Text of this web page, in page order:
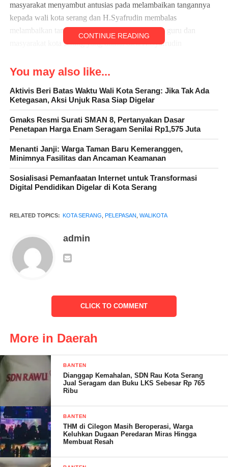
masyarakat menyambut antusias pada melambaikan tangannya
kepada wali kota serang dan H.Syafrudin membalas
melambaikan tangannya kepada anak anak, para guru dan
masyarakat kota serang yang dilalui oleh H.Syafrudin
H. Nanang Syafrudin Setda Kota Serang menyampaikan laporan
hasil pembangunan Pemerintah Kota Serang dan sekaligus
Dr.H.Syafrudin,S.Sos,M.Si selama memimpin pemerintahan
Kota Serang telah banyak perubahan yang signifikan
Dr.H.Syafrudin,S.Sos,M.Si Wali Kota Serang dalam
masyarakat,para tokoh pemuda,para media,para tokoh seni
sebutkan satu persatu
Dalam acara yang penuh hidmat ini yang pertama saya
mengucapkan terima kasih atas kehadirannya dalam acara
peresmian dan laporan pembagunan pemerintahan kota serang
05 Desember 2023,”ucapnya
Visi misi kami dalam masa pencalonan wali kota serang yang
CONTINUE READING
You may also like...
Aktivis Beri Batas Waktu Wali Kota Serang: Jika Tak Ada
Ketegasan, Aksi Unjuk Rasa Siap Digelar
Gmaks Resmi Surati SMAN 8, Pertanyakan Dasar
Penetapan Harga Enam Seragam Senilai Rp1,575 Juta
Menanti Janji: Warga Taman Baru Kemeranggen,
Minimnya Fasilitas dan Ancaman Keamanan
Sosialisasi Pemanfaatan Internet untuk Transformasi
Digital Pendidikan Digelar di Kota Serang
RELATED TOPICS: KOTA SERANG PELEPASAN WALIKOTA
admin
CLICK TO COMMENT
More in Daerah
BANTEN
Dianggap Kemahalan, SDN Rau Kota Serang
Jual Seragam dan Buku LKS Sebesar Rp 765
Ribu
BANTEN
THM di Cilegon Masih Beroperasi, Warga
Keluhkan Dugaan Peredaran Miras Hingga
Membuat Resah